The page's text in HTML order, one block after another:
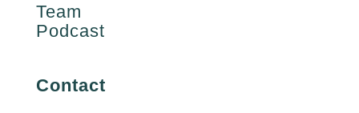
Team
Podcast
Contact